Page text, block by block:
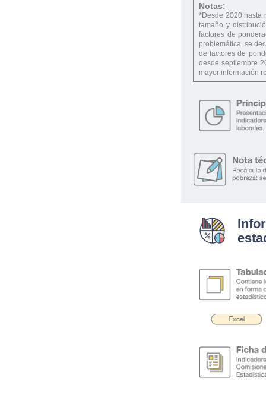
Notas:
*Desde 2020 hasta
tamaño y
factores de
problemática, se
de factores de
desde septiembre
mayor información